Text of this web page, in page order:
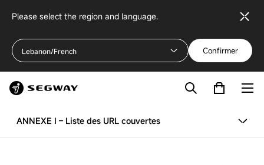
Please select the region and language.
Lebanon/French Confirmer
ANNEXE I – Liste des URL couvertes